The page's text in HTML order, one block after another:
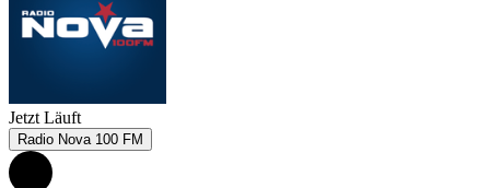
Jetzt Läuft
Radio Nova 100 FM